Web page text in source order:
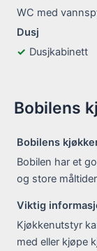
WC med
Dusj
Dusjkabinett
Bobilens
Bobilens
Bobilen har et
og store
Viktig
Kjøkkenutstyr
med eller kjøpe